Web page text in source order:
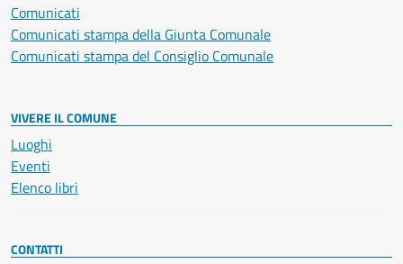
Comunicati
Comunicati stampa della Giunta Comunale
Comunicati stampa del Consiglio Comunale
VIVERE IL COMUNE
Luoghi
Eventi
Elenco libri
CONTATTI